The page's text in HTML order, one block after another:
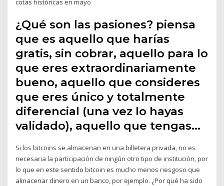
cotas históricas en mayo
¿Qué son las pasiones? piensa
que es aquello que harías
gratis, sin cobrar, aquello para lo
que eres extraordinariamente
bueno, aquello que consideres
que eres único y totalmente
diferencial (una vez lo hayas
validado), aquello que tengas…
Si los bitcoins se almacenan en una billetera privada, no es
necesaria la participación de ningún otro tipo de institución, por
lo que en este sentido bitcoin es mucho menos riesgoso que
almacenar dinero en un banco, por ejemplo. ¿Por qué ha sido